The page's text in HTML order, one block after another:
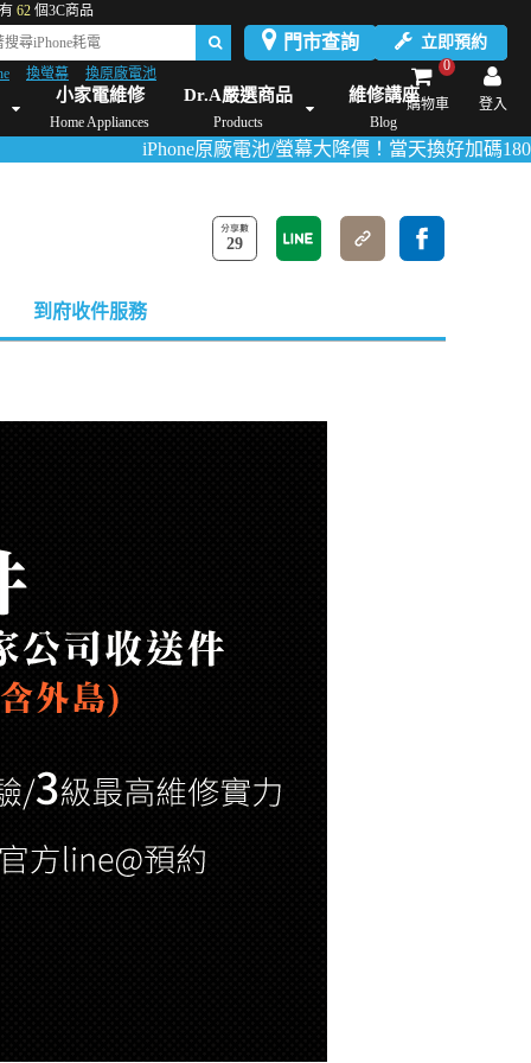
門市查詢 立即預約
62 個3C商品
換螢幕
換原廠電池
登入
0
購物車
小家電維修
Home Appliances
Dr.A嚴選商品
Products
維修講座
Blog
Dyson維修/價格 Mac Mini維修/價格 iMac維修/價格 Xbox維修/價格 伊萊
iPhone原廠電池/螢幕大降價！當天換好加碼180天保固！
29
到府收件服務